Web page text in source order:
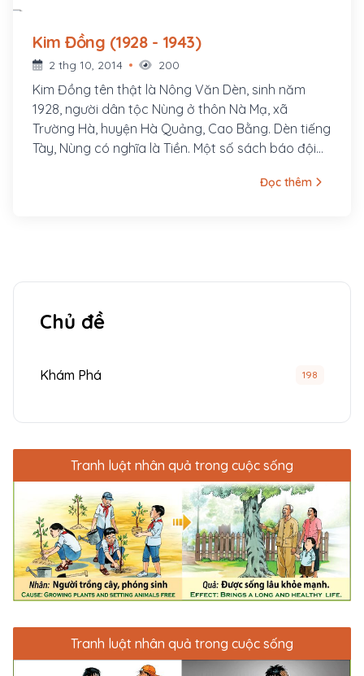
Kim Đồng (1928 - 1943)
2 thg 10, 2014 200
Kim Đồng tên thật là Nông Văn Dèn, sinh năm
1928, người dân tộc Nùng ở thôn Nà Mạ, xã
Trường Hà, huyện Hà Quảng, Cao Bằng. Dèn tiếng
Tày, Nùng có nghĩa là Tiền. Một số sách báo đội
không có nghĩa gì cả. Có thể khi sinh Dền, bố mẹ
Đọc thêm
Chủ đề
Khám Phá 198
Tranh luật nhân quả trong cuộc sống
Tranh luật nhân quả trong cuộc sống